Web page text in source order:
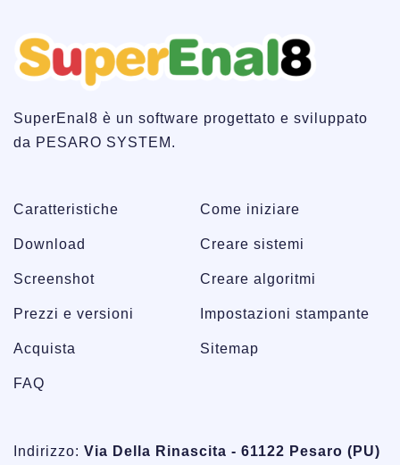
SuperEnal8 è un software progettato e sviluppato
da PESARO SYSTEM.
Caratteristiche
Download
Screenshot
Prezzi e versioni
Acquista
FAQ
Come iniziare
Creare sistemi
Creare algoritmi
Impostazioni stampante
Sitemap
Indirizzo: Via Della Rinascita - 61122 Pesaro (PU)